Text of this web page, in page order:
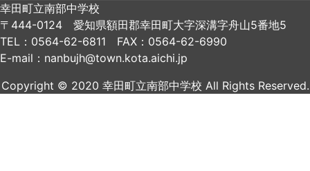
幸田町立南部中学校
〒444-0124 愛知県額田郡幸田町大字深溝字舟山5番地5
TEL：0564-62-6811 FAX：0564-62-6990
E-mail：nanbujh@town.kota.aichi.jp
Copyright © 2020 幸田町立南部中学校 All Rights Reserved.